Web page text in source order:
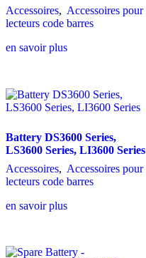
Accessoires, Accessoires pour
lecteurs code barres
en savoir plus
Battery DS3600 Series,
LS3600 Series, LI3600 Series
Accessoires, Accessoires pour
lecteurs code barres
en savoir plus